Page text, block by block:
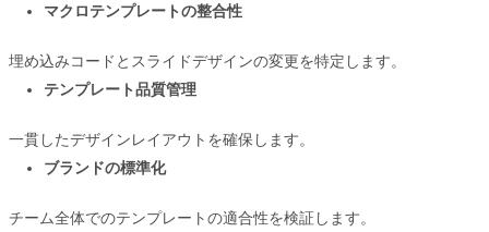
マクロテンプレートの整合性
埋め込みコードとスライドデザインの変更を特定します。
テンプレート品質管理
一貫したデザインレイアウトを確保します。
ブランドの標準化
チーム全体でのテンプレートの適合性を検証します。